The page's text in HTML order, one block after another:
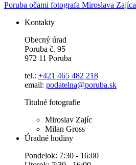
Poruba očami fotografa Miroslava Zajíca
Kontakty
Obecný úrad
Poruba č. 95
972 11 Poruba
tel.: +421 465 482 218
email: podatelna@poruba.sk
Titulné fotografie
Miroslav Zajíc
Milan Gross
Úradné hodiny
Pondelok: 7:30 - 16:00